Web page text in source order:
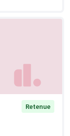
Retenue